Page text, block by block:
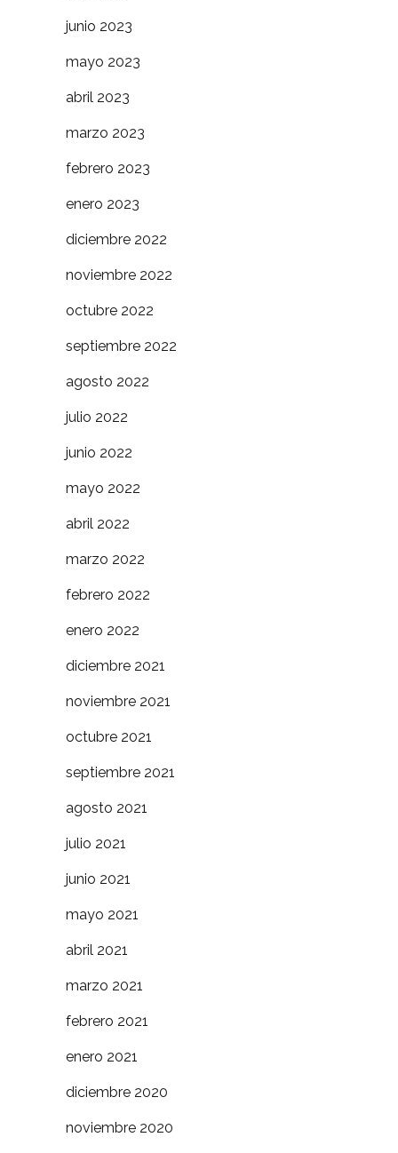
junio 2023
mayo 2023
abril 2023
marzo 2023
febrero 2023
enero 2023
diciembre 2022
noviembre 2022
octubre 2022
septiembre 2022
agosto 2022
julio 2022
junio 2022
mayo 2022
abril 2022
marzo 2022
febrero 2022
enero 2022
diciembre 2021
noviembre 2021
octubre 2021
septiembre 2021
agosto 2021
julio 2021
junio 2021
mayo 2021
abril 2021
marzo 2021
febrero 2021
enero 2021
diciembre 2020
noviembre 2020